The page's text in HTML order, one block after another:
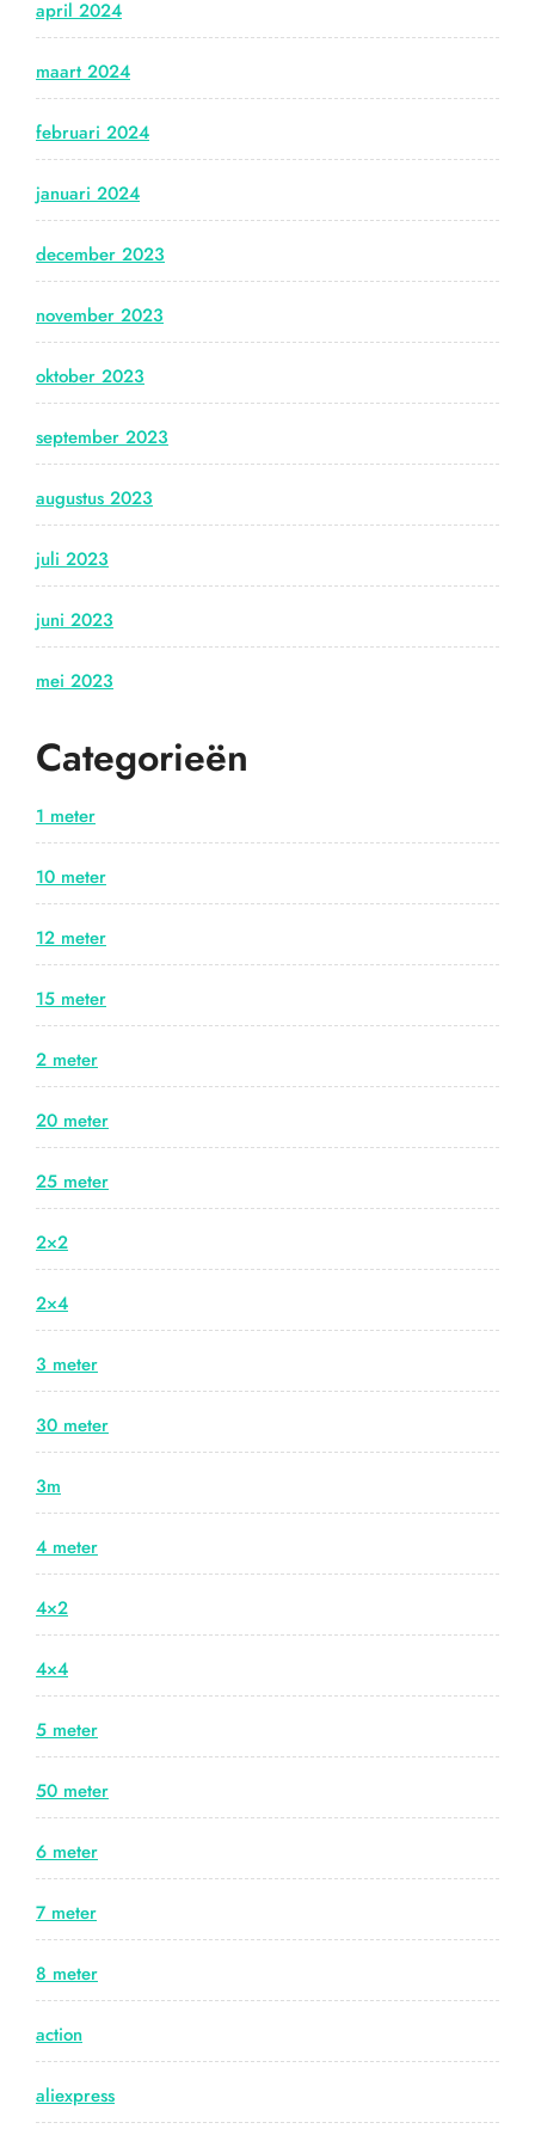
april 2024
maart 2024
februari 2024
januari 2024
december 2023
november 2023
oktober 2023
september 2023
augustus 2023
juli 2023
juni 2023
mei 2023
Categorieën
1 meter
10 meter
12 meter
15 meter
2 meter
20 meter
25 meter
2×2
2×4
3 meter
30 meter
3m
4 meter
4×2
4×4
5 meter
50 meter
6 meter
7 meter
8 meter
action
aliexpress